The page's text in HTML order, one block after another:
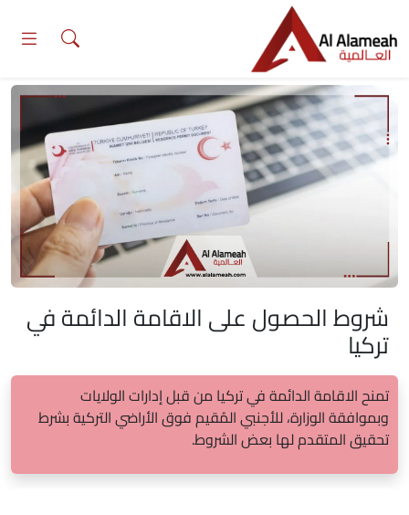
content
شروط الحصول على الاقامة الدائمة في
تركيا
تمنح الاقامة الدائمة في تركيا من قبل إدارات الولايات
وبموافقة الوزارة، للأجنبي المُقيم فوق الأراضي التركية بشرط
تحقيق المتقدم لها بعض الشروط.